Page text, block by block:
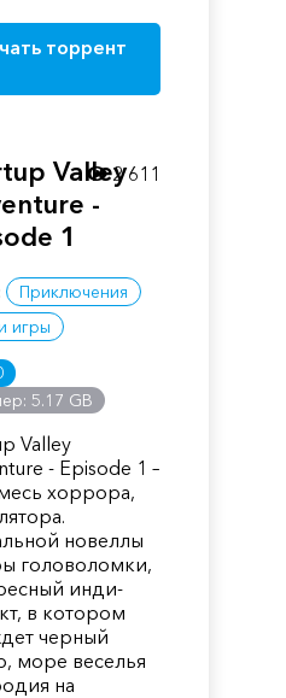
торрент
Valley
-
1
Приключения
игры
5.17 GB
Valley
- Episode 1 –
хоррора,
новеллы
головоломки,
инди-
в котором
черный
море веселья
на
2 611